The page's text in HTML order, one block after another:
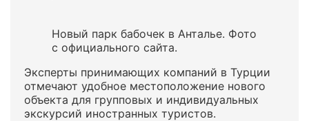
Новый парк бабочек в Анталье. Фото
с официального сайта.
Эксперты принимающих компаний в Турции
отмечают удобное местоположение нового
объекта для групповых и индивидуальных
экскурсий иностранных туристов.